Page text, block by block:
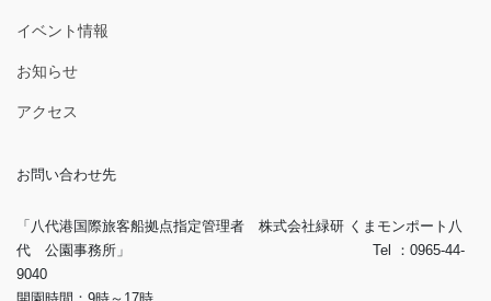
イベント情報
お知らせ
アクセス
お問い合わせ先
「八代港国際旅客船拠点指定管理者 株式会社緑研 くまモンポート八
代 公園事務所」 Tel ：0965-44-
9040